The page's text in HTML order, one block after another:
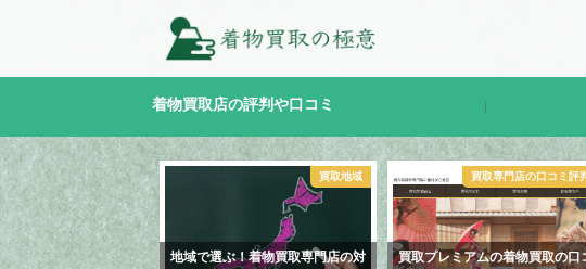
着物買取店の評判や口コミ
買取専門店の口コミ評判
スピード買取.jp）
買取地域
地域で選ぶ！着物買取専門店の対
買取専門店の口コミ評判
買取プレミアムの着物買取の口コ